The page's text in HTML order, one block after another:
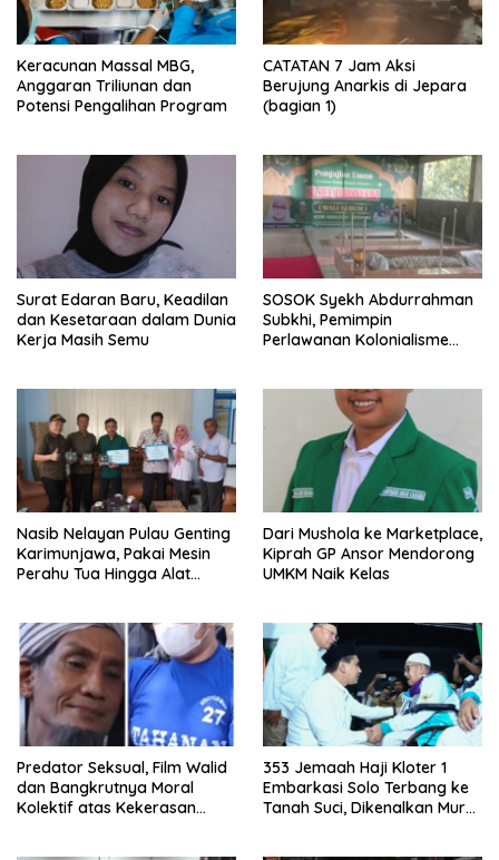
Keracunan Massal MBG,
Anggaran Triliunan dan
Potensi Pengalihan Program
CATATAN 7 Jam Aksi
Berujung Anarkis di Jepara
(bagian 1)
Surat Edaran Baru, Keadilan
dan Kesetaraan dalam Dunia
Kerja Masih Semu
SOSOK Syekh Abdurrahman
Subkhi, Pemimpin
Perlawanan Kolonialisme
Mranggen Demak
Nasib Nelayan Pulau Genting
Karimunjawa, Pakai Mesin
Perahu Tua Hingga Alat
Dari Mushola ke Marketplace,
Kiprah GP Ansor Mendorong
UMKM Naik Kelas
Predator Seksual, Film Walid
dan Bangkrutnya Moral
Kolektif atas Kekerasan
353 Jemaah Haji Kloter 1
Embarkasi Solo Terbang ke
Tanah Suci, Dikenalkan Murur